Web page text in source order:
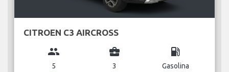
CITROEN C3 AIRCROSS
group
5
business_center
3
local_gas_station
Gasolina